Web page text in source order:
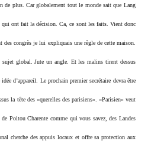
de plus. Car globalement tout le monde sait que Lang
qui ont fait la décision. Ca, ce sont les faits. Vient donc
congrès je lui expliquais une règle de cette maison.
sujet global. Jute un angle. Et les malins tirent dessus
d’appareil. Le prochain premier secrétaire devra être
la tête des «querelles des parisiens». «Parisien» veut
Poitou Charente comme qui vous savez, des Landes
cherche des appuis locaux et offre sa protection aux